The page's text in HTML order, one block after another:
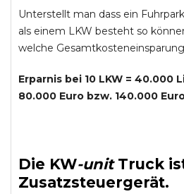
Unterstellt man dass ein
als einem LKW besteht so
welche
Erparnis bei 10 LKW =
80.000 Euro bzw. 140.000
Die KW-unit Truck
Zusatzsteuergerät.